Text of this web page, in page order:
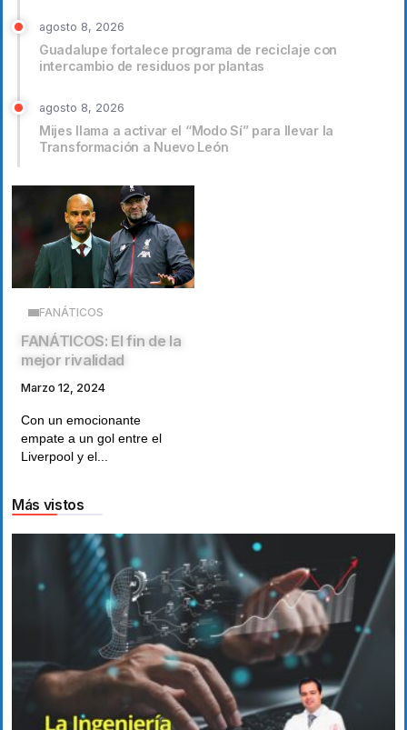
agosto 8, 2026
Guadalupe fortalece programa de reciclaje con
intercambio de residuos por plantas
agosto 8, 2026
Mijes llama a activar el “Modo Sí” para llevar la
Transformación a Nuevo León
FANÁTICOS
FANÁTICOS: El fin de la
mejor rivalidad
Marzo 12, 2024
Con un emocionante
empate a un gol entre el
Liverpool y el...
Más vistos